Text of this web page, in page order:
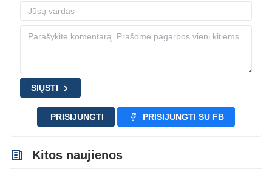
SIŲSTI
PRISIJUNGTI PRISIJUNGTI SU FB
Kitos naujienos